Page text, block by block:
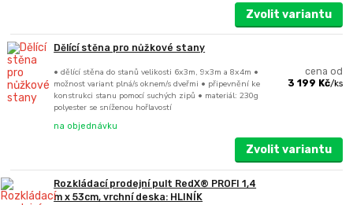
Zvolit variantu
Dělící stěna pro nůžkové stany
• dělící stěna do stanů velikosti 6x3m, 9x3m a 8x4m •
možnost variant plná/s oknem/s dveřmi • připevnění ke
konstrukci stanu pomocí suchých zipů • materiál: 230g
polyester se sníženou hořlavostí
cena od
3 199 Kč/ks
na objednávku
Zvolit variantu
Rozkládací prodejní pult RedX® PROFI 1,4
m x 53cm, vrchní deska: HLINÍK